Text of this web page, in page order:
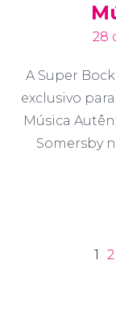
28
A Super
exclusivo
Música
Somersby
1 2